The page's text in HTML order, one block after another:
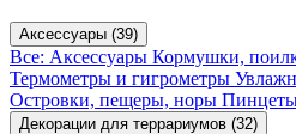
Аксессуары (39)
Все: Аксессуары Кормушки,
Термометры и гигрометры
Островки, пещеры, норы
Декорации для террариумов (32)